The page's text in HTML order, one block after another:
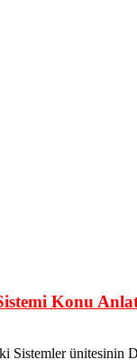
Konu
Sistemler